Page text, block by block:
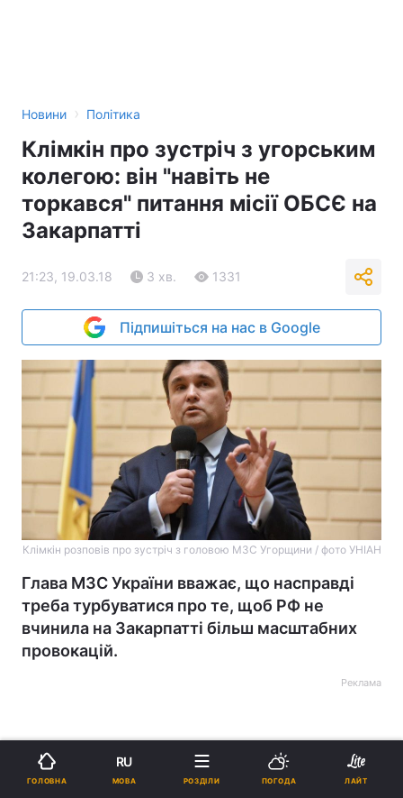
Новини › Політика
Клімкін про зустріч з угорським
колегою: він "навіть не
торкався" питання місії ОБСЄ на
Закарпатті
21:23, 19.03.18 3 хв. 1331
Підпишіться на нас в Google
Клімкін розповів про зустріч з головою МЗС Угорщини / фото УНІАН
Глава МЗС України вважає, що насправді
треба турбуватися про те, щоб РФ не
вчинила на Закарпатті більш масштабних
провокацій.
Реклама
ГОЛОВНА
RU
МОВА РОЗДІЛИ ПОГОДА ЛАЙТ